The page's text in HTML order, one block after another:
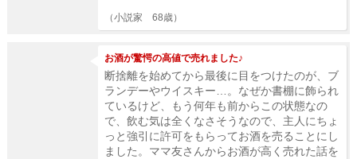
（小説家 68歳）
お酒が驚愕の高値で売れました♪
断捨離を始めてから最後に目をつけたのが、ブ
ランデーやウイスキー…。なぜか書棚に飾られ
ているけど、もう何年も前からこの状態なの
で、飲む気は全くなさそうなので、主人にちょ
っと強引に許可をもらってお酒を売ることにし
ました。ママ友さんからお酒が高く売れた話を